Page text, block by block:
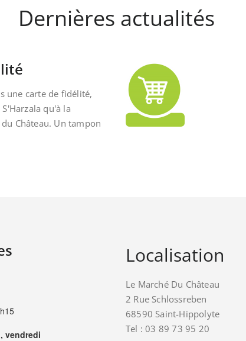
Dernières actualités
une carte de fidélité,
qu'à la
Château. Un tampon
vendredi
Localisation
Le Marché Du Château
2 Rue Schlossreben
68590 Saint-Hippolyte
Tel : 03 89 73 95 20